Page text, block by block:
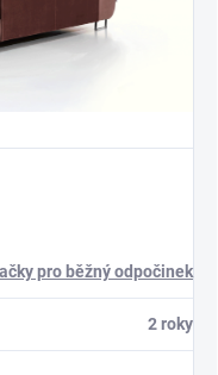
pro běžný odpočinek
2 roky